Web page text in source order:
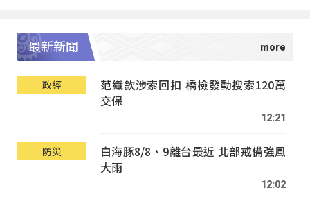
最新新聞
政經
范織欽涉索回扣 橋檢發動搜索120萬
交保
12:21
防災
白海豚8/8、9離台最近 北部戒備強風
大雨
12:02